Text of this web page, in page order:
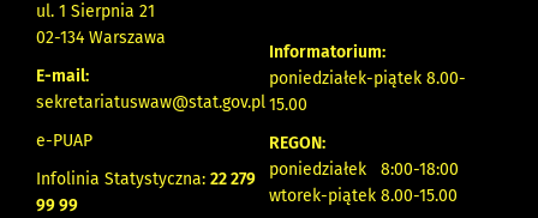
ul. 1 Sierpnia 21
02-134 Warszawa
E-mail:
sekretariatuswaw@stat.gov.pl
e-PUAP
Infolinia Statystyczna: 22 279
99 99
Informatorium:
poniedziałek-piątek 8.00-
15.00
REGON:
poniedziałek 8:00-18:00
wtorek-piątek 8.00-15.00